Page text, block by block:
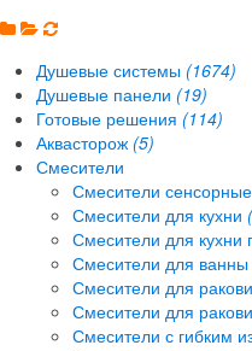
Душевые системы (1674)
Душевые панели (19)
Готовые решения (114)
Аквасторож (5)
Смесители
Смесители сенсорные
Смесители для кухни
Смесители для кухни
Смесители для ванны
Смесители для
Смесители для
Смесители с гибким